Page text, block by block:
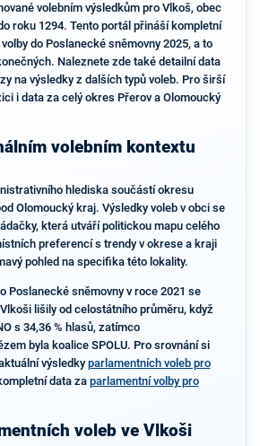
volebním výsledkům pro Vlkoš, obec
roku 1294. Tento portál přináší kompletní
do Poslanecké sněmovny 2025, a to
Naleznete zde také detailní data
na výsledky z dalších typů voleb. Pro širší
i data za celý okres Přerov a Olomoucký
volebním kontextu
hlediska součástí okresu
Olomoucký kraj. Výsledky voleb v obci se
která utváří politickou mapu celého
preferencí s trendy v okrese a kraji
pohled na specifika této lokality.
Poslanecké sněmovny v roce 2021 se
lišily od celostátního průměru, když
s 34,36 % hlasů, zatímco
byla koalice SPOLU. Pro srovnání si
výsledky parlamentních voleb pro
data zaparlamentní volby pro
voleb ve Vlkoši